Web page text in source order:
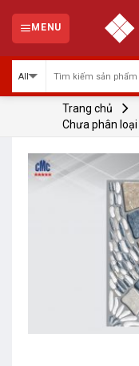
content
MENU
Trang chủ
Chưa phân loại